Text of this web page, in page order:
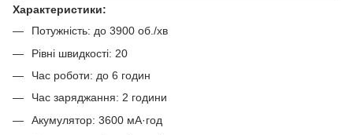
Характеристики:
Потужність: до 3900 об./хв
Рівні швидкості: 20
Час роботи: до 6 годин
Час заряджання: 2 години
Акумулятор: 3600 мА·год